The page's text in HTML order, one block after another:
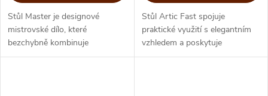
Stůl Master je designové
mistrovské dílo, které
bezchybně kombinuje
funkčnost a styl. Vyznačuje se
Stůl Artic Fast spojuje
praktické využití s elegantním
vzhledem a poskytuje
komfortní a stylový zážitek při